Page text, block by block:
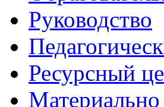
Руководство
Ресурсный
Материально